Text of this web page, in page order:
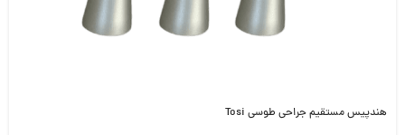
هندپیس مستقیم جراحی طوسی Tosi